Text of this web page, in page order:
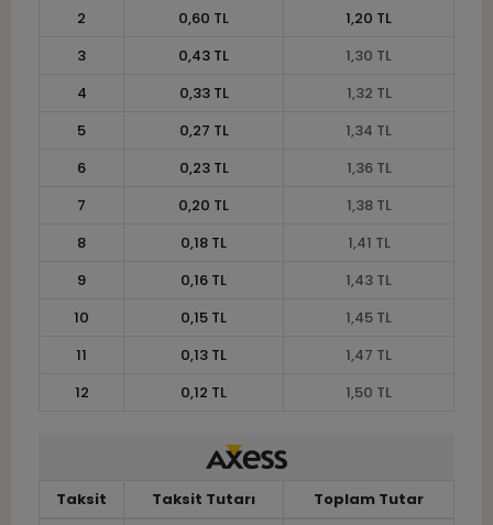
2 0,60 TL
1,20 TL
3
0,43 TL
1,30 TL
4
0,33 TL
1,32 TL
5
0,27 TL
1,34 TL
6
0,23 TL
1,36 TL
7
0,20 TL
1,38 TL
8
0,18 TL
1,41 TL
9
0,16 TL
1,43 TL
10
0,15 TL
1,45 TL
11
0,13 TL
1,47 TL
12
0,12 TL 1,50 TL
Taksit Taksit Tutarı
Toplam Tutar